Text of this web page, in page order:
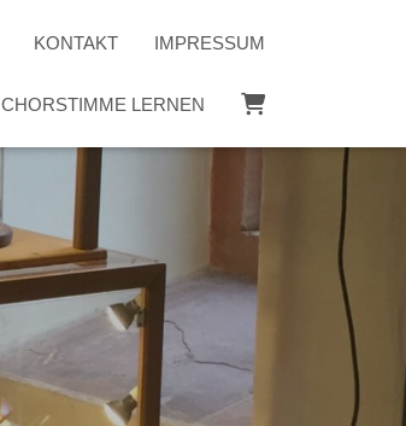
KONTAKT IMPRESSUM
CHORSTIMME LERNEN